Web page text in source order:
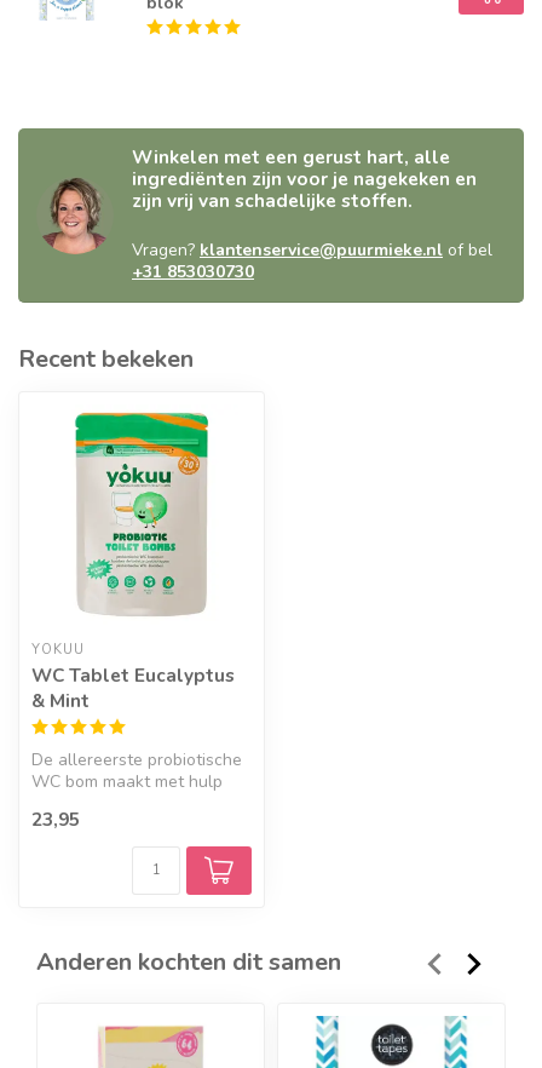
Winkelen met een gerust hart, alle
ingrediënten zijn voor je nagekeken en
zijn vrij van schadelijke stoffen.
Vragen? klantenservice@puurmieke.nl of bel
+31 853030730
Recent bekeken
YOKUU
WC Tablet Eucalyptus
& Mint
De allereerste probiotische
WC bom maakt met hulp
bacteriën ...
23,95
Anderen kochten dit samen